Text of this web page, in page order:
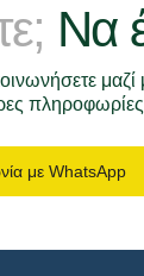
Να
μαζί
με WhatsApp